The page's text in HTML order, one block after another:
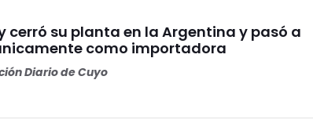
cerró su planta en la Argentina y pasó a
como importadora
Diario de Cuyo